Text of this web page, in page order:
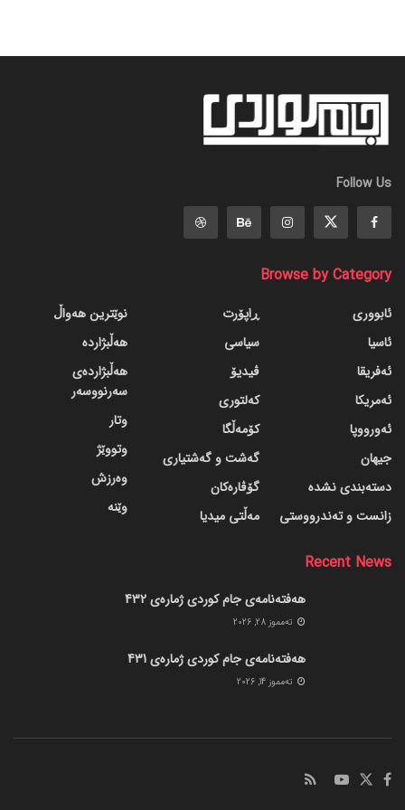
Follow Us
Browse by Category
ئابووری
ئاسیا
ئەفریقا
ئەمریکا
ئەورووپا
جیهان
دسته‌بندی نشده
زانست و تەندرووستی
ڕاپۆرت
سیاسی
ڤیدیۆ
کەلتوری
کۆمەڵگا
گه‌شت و گه‌شتیاری
گۆڤاره‌کان
مەڵتی میدیا
نوێترین هەواڵ
هەڵبژاردە
هەڵبژاردەی
سەرنووسەر
وتار
وتووێژ
وەرزش
وێنە
Recent News
هەفتەنامەی جام کوردی ژمارەی 432
ته‌مموز 28, 2026
هەفتەنامەی جام کوردی ژمارەی 431
ته‌مموز 14, 2026